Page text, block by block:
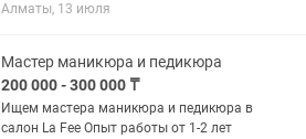
ждем именно вас. Мы предлагаем: •
Алматы, 13 июля
Мастер маникюра и педикюра
200 000 - 300 000 ₸
Ищем мастера маникюра и педикюра в
салон La Fee Опыт работы от 1-2 лет